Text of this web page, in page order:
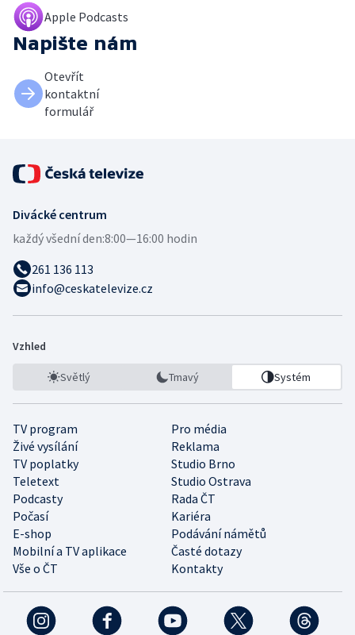
Apple Podcasts
Napište nám
Otevřít
kontaktní
formulář
Divácké centrum
každý všední den:8:00—16:00 hodin
261 136 113
info@ceskatelevize.cz
Vzhled
Světlý Tmavý Systém
TV program
Pro média
Živé vysílání
Reklama
TV poplatky
Studio Brno
Teletext
Studio Ostrava
Podcasty
Rada ČT
Počasí
Kariéra
E-shop
Podávání námětů
Mobilní a TV aplikace
Časté dotazy
Vše o ČT
Kontakty